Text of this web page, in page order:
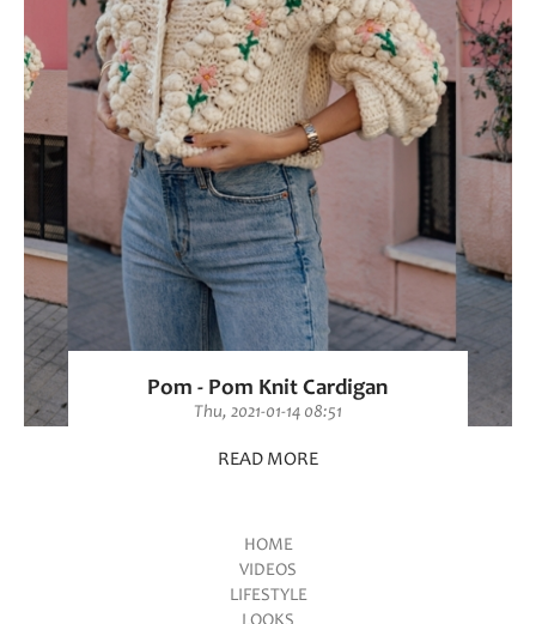
Pom - Pom Knit Cardigan
Thu, 2021-01-14 08:51
READ MORE
HOME
VIDEOS
LIFESTYLE